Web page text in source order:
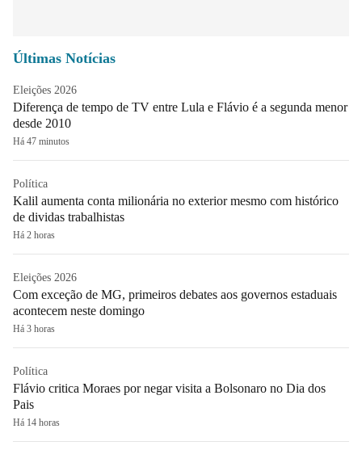
Últimas Notícias
Eleições 2026
Diferença de tempo de TV entre Lula e Flávio é a segunda menor
desde 2010
Há 47 minutos
Política
Kalil aumenta conta milionária no exterior mesmo com histórico
de dividas trabalhistas
Há 2 horas
Eleições 2026
Com exceção de MG, primeiros debates aos governos estaduais
acontecem neste domingo
Há 3 horas
Política
Flávio critica Moraes por negar visita a Bolsonaro no Dia dos
Pais
Há 14 horas